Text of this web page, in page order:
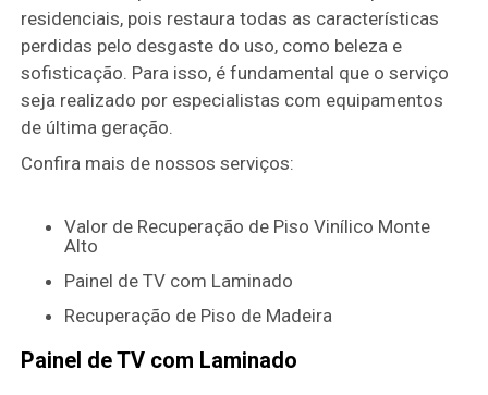
residenciais, pois restaura todas as características
perdidas pelo desgaste do uso, como beleza e
sofisticação. Para isso, é fundamental que o serviço
seja realizado por especialistas com equipamentos
de última geração.
Confira mais de nossos serviços:
Valor de Recuperação de Piso Vinílico Monte
Alto
Painel de TV com Laminado
Recuperação de Piso de Madeira
Painel de TV com Laminado